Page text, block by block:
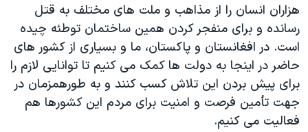
هزاران انسان را از مذاهب و ملت های مختلف به قتل
رسانده و برای منفجر کردن همین ساختمان توطئه چیده
است. در افغانستان و پاکستان، ما و بسیاری از کشور های
حاضر در اینجا به دولت ها کمک می کنیم تا توانایی لازم را
برای پیش بردن این تلاش کسب کنند و به طورهمزمان در
جهت تأمین فرصت و امنیت برای مردم این کشورها هم
فعالیت می کنیم.